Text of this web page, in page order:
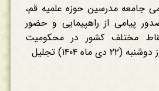
جامعه مدرسین حوزه علمیه قم،
پیامی از راهپیمایی و حضور
مختلف کشور در محکومیت
ماه ۱۴۰۴) تجلیل